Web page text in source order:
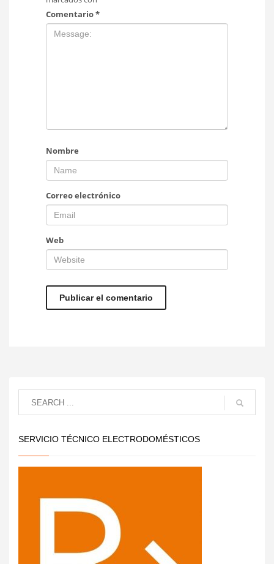
Comentario*
Nombre
Correo electrónico
Web
SERVICIO TÉCNICO ELECTRODOMÉSTICOS